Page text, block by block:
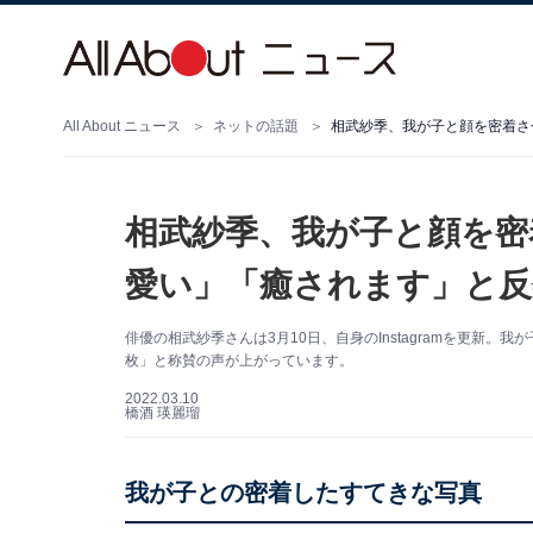
All About ニュース ネットの話題 相武紗季、我が子と顔を密着
相武紗季、我が子と顔を
愛い」「癒されます」と
俳優の相武紗季さんは3月10日、自身のInstagramを更新。我
枚」と称賛の声が上がっています。
2022.03.10
橋酒 瑛麗瑠
我が子との密着したすてきな写真